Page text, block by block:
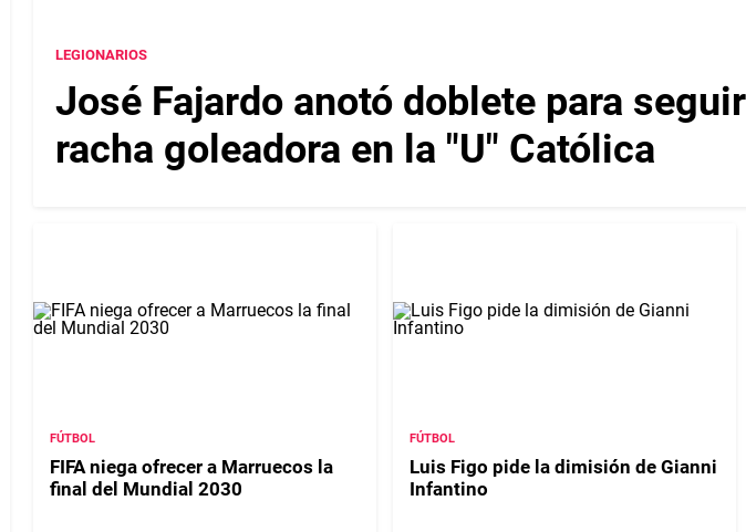
LEGIONARIOS
José Fajardo anotó doblete para
racha goleadora en la "U" Católica
FÚTBOL
FIFA niega ofrecer a Marruecos la
final del Mundial 2030
FÚTBOL
Luis Figo pide la dimisión de Gianni
Infantino